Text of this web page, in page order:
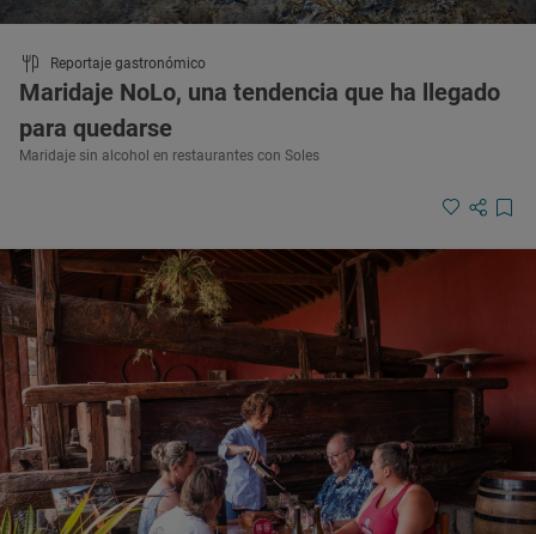
Reportaje gastronómico
Maridaje NoLo, una tendencia que ha llegado
para quedarse
Maridaje sin alcohol en restaurantes con Soles